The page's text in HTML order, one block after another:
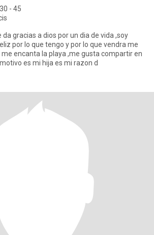
- 45
gracias a dios por un dia de vida ,soy
por lo que tengo y por lo que vendra me
me encanta la playa ,me gusta compartir en
motivo es mi hija es mi razon d